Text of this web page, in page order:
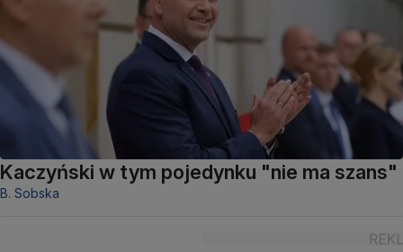
Kaczyński w tym pojedynku "nie ma szans"
B. Sobska